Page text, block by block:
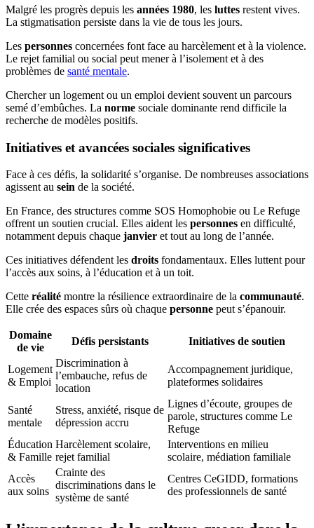
Malgré les progrès depuis les années 1980, les luttes restent vives.
La stigmatisation persiste dans la vie de tous les jours.
Les personnes concernées font face au harcèlement et à la violence.
Le rejet familial ou social peut mener à l’isolement et à des
problèmes de santé mentale.
Chercher un logement ou un emploi devient souvent un parcours
semé d’embûches. La norme sociale dominante rend difficile la
recherche de modèles positifs.
Initiatives et avancées sociales significatives
Face à ces défis, la solidarité s’organise. De nombreuses associations
agissent au sein de la société.
En France, des structures comme SOS Homophobie ou Le Refuge
offrent un soutien crucial. Elles aident les personnes en difficulté,
notamment depuis chaque janvier et tout au long de l’année.
Ces initiatives défendent les droits fondamentaux. Elles luttent pour
l’accès aux soins, à l’éducation et à un toit.
Cette réalité montre la résilience extraordinaire de la communauté.
Elle crée des espaces sûrs où chaque personne peut s’épanouir.
Domaine
de vie
Défis persistants Initiatives de soutien
Logement
& Emploi
Discrimination à
l’embauche, refus de
location
Accompagnement juridique,
plateformes solidaires
Santé
mentale
Stress, anxiété, risque de
dépression accru
Lignes d’écoute, groupes de
parole, structures comme Le
Refuge
Éducation
& Famille
Harcèlement scolaire,
rejet familial
Interventions en milieu
scolaire, médiation familiale
Accès
aux soins
Crainte des
discriminations dans le
système de santé
Centres CeGIDD, formations
des professionnels de santé